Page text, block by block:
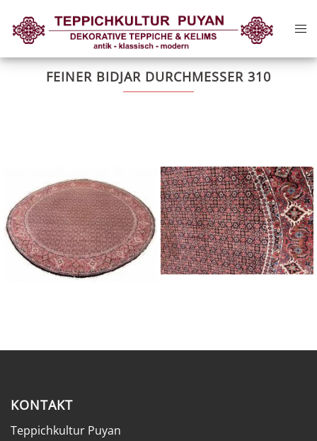
Inhalt
springen
FEINER BIDJAR DURCHMESSER 310
KONTAKT
Teppichkultur Puyan